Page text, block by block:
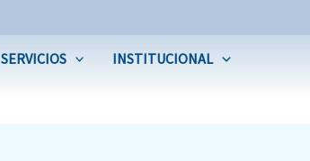
SERVICIOS INSTITUCIONAL